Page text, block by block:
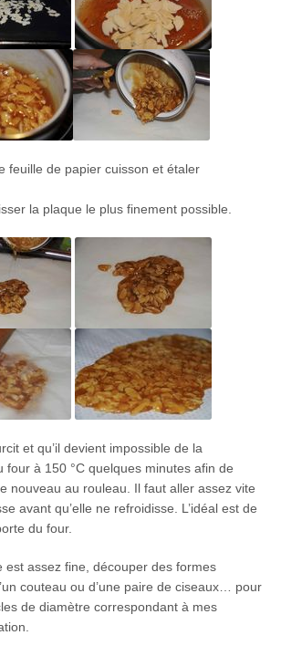
feuille de papier cuisson et étaler
la plaque le plus finement possible.
et qu’il devient impossible de la
four à 150 °C quelques minutes afin de
nouveau au rouleau. Il faut aller assez vite
avant qu’elle ne refroidisse. L’idéal est de
du four.
est assez fine, découper des formes
couteau ou d’une paire de ciseaux… pour
de diamètre correspondant à mes